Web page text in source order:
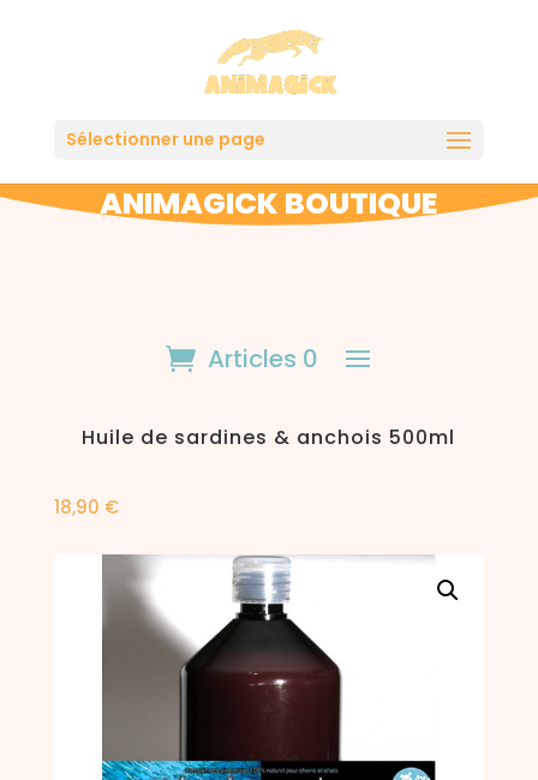
Sélectionner une page
ANIMAGICK BOUTIQUE
Articles 0
Huile de sardines & anchois 500ml
18,90 €